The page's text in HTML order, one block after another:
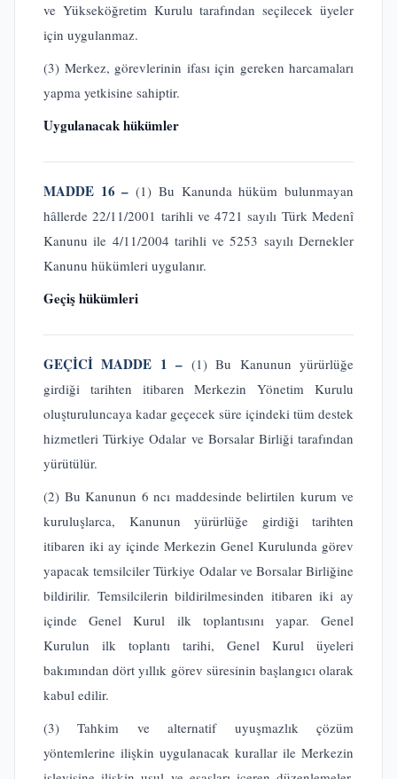
ve Yükseköğretim Kurulu tarafından seçilecek üyeler
için uygulanmaz.
(3) Merkez, görevlerinin ifası için gereken harcamaları
yapma yetkisine sahiptir.
Uygulanacak hükümler
MADDE 16 – (1) Bu Kanunda hüküm bulunmayan
hâllerde 22/11/2001 tarihli ve 4721 sayılı Türk Medenî
Kanunu ile 4/11/2004 tarihli ve 5253 sayılı Dernekler
Kanunu hükümleri uygulanır.
Geçiş hükümleri
GEÇİCİ MADDE 1 – (1) Bu Kanunun yürürlüğe
girdiği tarihten itibaren Merkezin Yönetim Kurulu
oluşturuluncaya kadar geçecek süre içindeki tüm destek
hizmetleri Türkiye Odalar ve Borsalar Birliği tarafından
yürütülür.
(2) Bu Kanunun 6 ncı maddesinde belirtilen kurum ve
kuruluşlarca, Kanunun yürürlüğe girdiği tarihten
itibaren iki ay içinde Merkezin Genel Kurulunda görev
yapacak temsilciler Türkiye Odalar ve Borsalar Birliğine
bildirilir. Temsilcilerin bildirilmesinden itibaren iki ay
içinde Genel Kurul ilk toplantısını yapar. Genel
Kurulun ilk toplantı tarihi, Genel Kurul üyeleri
bakımından dört yıllık görev süresinin başlangıcı olarak
kabul edilir.
(3) Tahkim ve alternatif uyuşmazlık çözüm
yöntemlerine ilişkin uygulanacak kurallar ile Merkezin